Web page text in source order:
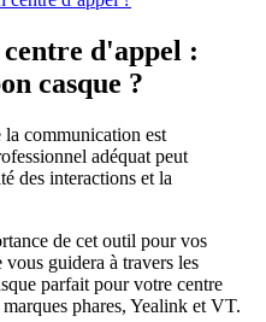
centre d'appel :
casque ?
la communication est
adéquat peut
des interactions et la
de cet outil pour vos
guidera à travers les
parfait pour votre centre
phares, Yealink et VT.